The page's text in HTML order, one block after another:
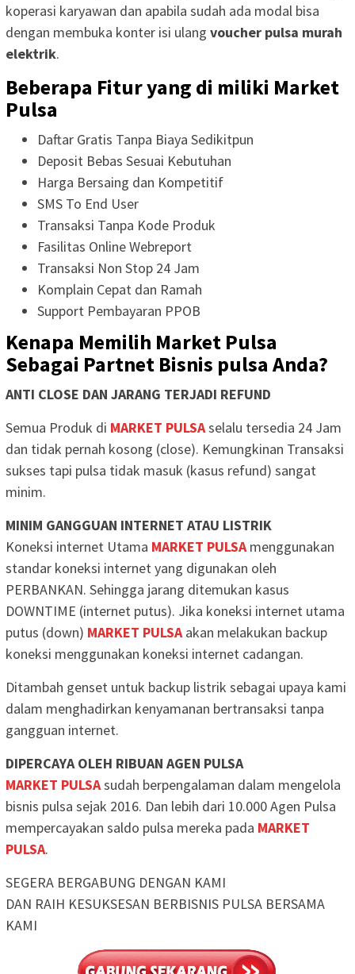
koperasi karyawan dan apabila sudah ada modal bisa
dengan membuka konter isi ulang voucher pulsa murah
elektrik.
Beberapa Fitur yang di miliki Market
Pulsa
Daftar Gratis Tanpa Biaya Sedikitpun
Deposit Bebas Sesuai Kebutuhan
Harga Bersaing dan Kompetitif
SMS To End User
Transaksi Tanpa Kode Produk
Fasilitas Online Webreport
Transaksi Non Stop 24 Jam
Komplain Cepat dan Ramah
Support Pembayaran PPOB
Kenapa Memilih Market Pulsa
Sebagai Partnet Bisnis pulsa Anda?
ANTI CLOSE DAN JARANG TERJADI REFUND
Semua Produk di MARKET PULSAselalu tersedia 24 Jam
dan tidak pernah kosong (close). Kemungkinan Transaksi
sukses tapi pulsa tidak masuk (kasus refund) sangat
minim.
MINIM GANGGUAN INTERNET ATAU LISTRIK
Koneksi internet Utama MARKET PULSAmenggunakan
standar koneksi internet yang digunakan oleh
PERBANKAN. Sehingga jarang ditemukan kasus
DOWNTIME (internet putus). Jika koneksi internet utama
putus (down) MARKET PULSAakan melakukan backup
koneksi menggunakan koneksi internet cadangan.
Ditambah genset untuk backup listrik sebagai upaya kami
dalam menghadirkan kenyamanan bertransaksi tanpa
gangguan internet.
DIPERCAYA OLEH RIBUAN AGEN PULSA
MARKET PULSAsudah berpengalaman dalam mengelola
bisnis pulsa sejak 2016. Dan lebih dari 10.000 Agen Pulsa
mempercayakan saldo pulsa mereka pada MARKET
PULSA.
SEGERA BERGABUNG DENGAN KAMI
DAN RAIH KESUKSESAN BERBISNIS PULSA BERSAMA
KAMI